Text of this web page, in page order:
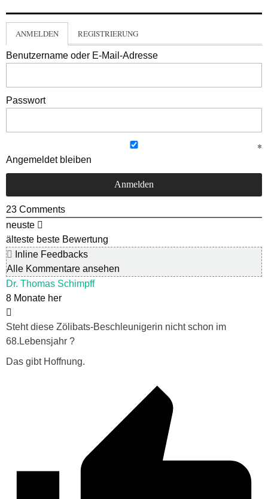
ANMELDEN REGISTRIERUNG
Benutzername oder E-Mail-Adresse
Passwort
Angemeldet bleiben
23 Comments
neuste
älteste beste Bewertung
Inline Feedbacks
Alle Kommentare ansehen
Dr. Thomas Schimpff
8 Monate her
Steht diese Zölibats-Beschleunigerin nicht schon im
68.Lebensjahr ?
Das gibt Hoffnung.